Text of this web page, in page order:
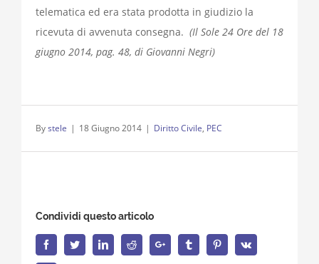
telematica ed era stata prodotta in giudizio la
ricevuta di avvenuta consegna. (Il Sole 24 Ore del 18
giugno 2014, pag. 48, di Giovanni Negri)
Bystele | 18 Giugno 2014 | Diritto Civile, PEC
Condividi questo articolo
FacebookTwitterLinkedInReddit Google+ Tumblr PinterestVk